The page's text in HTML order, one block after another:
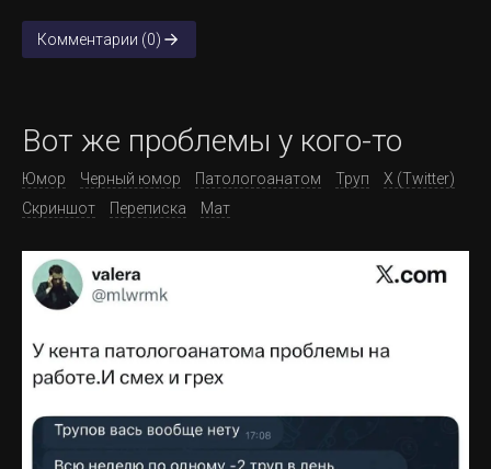
Комментарии (0)
Вот же проблемы у кого-то
Юмор Черный юмор Патологоанатом Труп
X (Twitter)
Скриншот
Переписка Мат